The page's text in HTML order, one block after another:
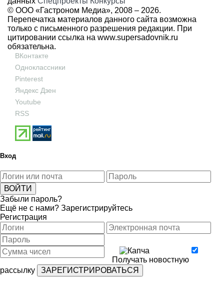
© ООО «Гастроном Медиа», 2008 – 2026.
Перепечатка материалов данного сайта возможна
только с письменного разрешения редакции. При
цитировании ссылка на www.supersadovnik.ru
обязательна.
ВКонтакте
Одноклассники
Pinterest
Яндекс Дзен
Youtube
RSS
Вход
Забыли пароль?
Ещё не с нами? Зарегистрируйтесь
Регистрация
Получать новостную
рассылку